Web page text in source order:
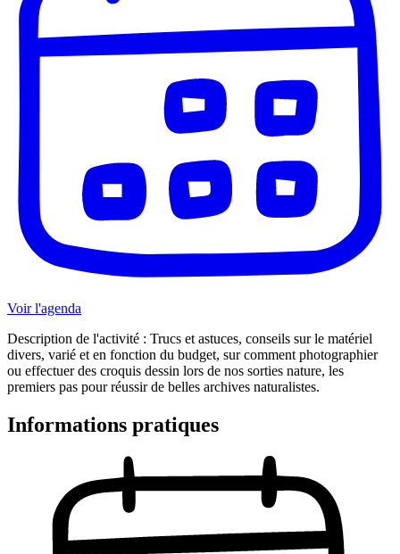
Voir l'agenda
Description de l'activité : Trucs et astuces, conseils sur le matériel
divers, varié et en fonction du budget, sur comment photographier
ou effectuer des croquis dessin lors de nos sorties nature, les
premiers pas pour réussir de belles archives naturalistes.
Informations pratiques